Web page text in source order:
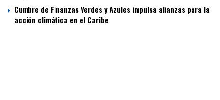
Cumbre de Finanzas Verdes y Azules impulsa alianzas para la
acción climática en el Caribe